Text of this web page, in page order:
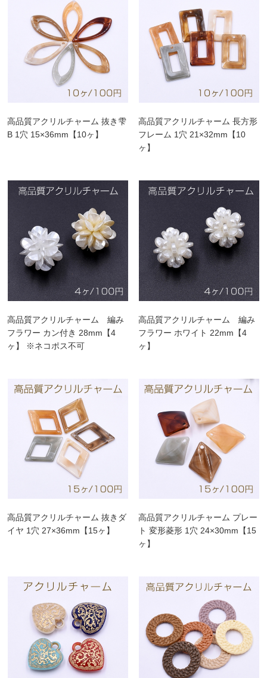
高品質アクリルチャーム 抜き雫
B 1穴 15×36mm【10ヶ】
高品質アクリルチャーム 長方形
フレーム 1穴 21×32mm【10
ヶ】
高品質アクリルチャーム 編み
フラワー カン付き 28mm【4
ヶ】 ※ネコポス不可
高品質アクリルチャーム 編み
フラワー ホワイト 22mm【4
ヶ】
高品質アクリルチャーム 抜きダ
イヤ 1穴 27×36mm【15ヶ】
高品質アクリルチャーム プレー
ト 変形菱形 1穴 24×30mm【15
ヶ】